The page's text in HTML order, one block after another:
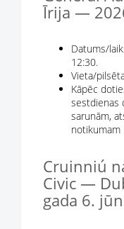
Īrija —
Datums/
12:30.
Vieta/
Kāpēc
sestdienas
sarunām,
notikumam
Cruinniú
Civic —
gada 6.